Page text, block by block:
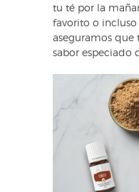
tu té por la
favorito o incluso
aseguramos que
sabor especiado